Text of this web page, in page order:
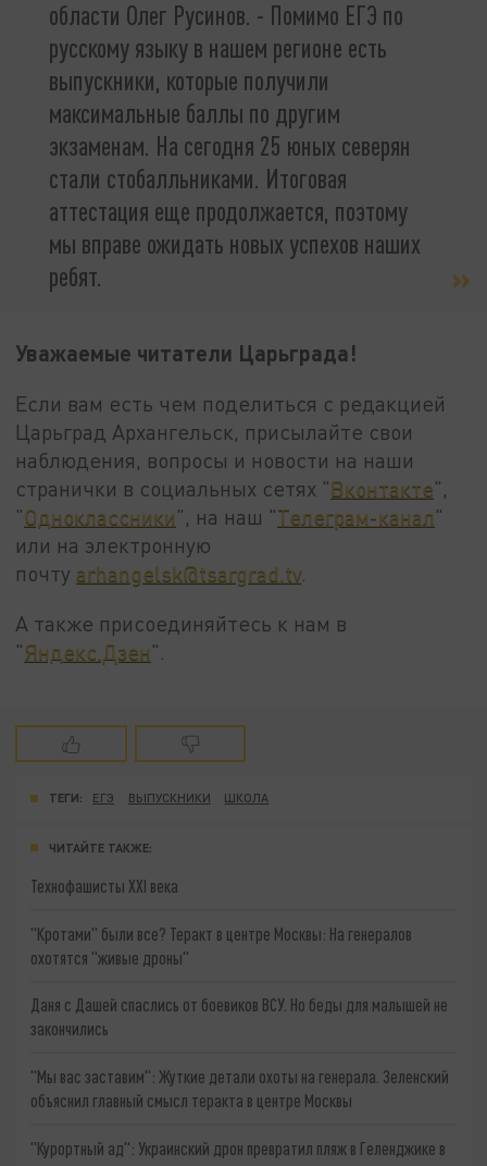
области Олег Русинов. - Помимо ЕГЭ по
русскому языку в нашем регионе есть
выпускники, которые получили
максимальные баллы по другим
экзаменам. На сегодня 25 юных северян
стали стобалльниками. Итоговая
аттестация еще продолжается, поэтому
мы вправе ожидать новых успехов наших
ребят.
Уважаемые читатели Царьграда!
Если вам есть чем поделиться с редакцией
Царьград Архангельск, присылайте свои
наблюдения, вопросы и новости на наши
странички в социальных сетях "Вконтакте",
"Одноклассники", на наш "Телеграм-канал"
или на электронную
почту arhangelsk@tsargrad.tv
А также присоединяйтесь к нам в
"Яндекс.Дзен".
ТЕГИ: ЕГЭ ВЫПУСКНИКИ ШКОЛА
ЧИТАЙТЕ ТАКЖЕ:
Технофашисты XXI века
"Кротами" были все? Теракт в центре Москвы: На генералов
охотятся "живые дроны"
Даня с Дашей спаслись от боевиков ВСУ. Но беды для малышей не
закончились
"Мы вас заставим": Жуткие детали охоты на генерала. Зеленский
объяснил главный смысл теракта в центре Москвы
"Курортный ад": Украинский дрон превратил пляж в Геленджике в